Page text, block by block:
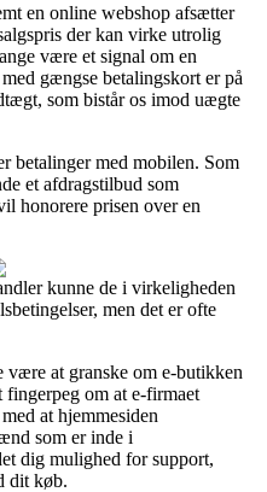
en online webshop afsætter
der kan virke utrolig
være et signal om en
gængse betalingskort er på
som bistår os imod uægte
betalinger med mobilen. Som
et afdragstilbud som
honorere prisen over en
kunne de i virkeligheden
men det er ofte
være at granske om e-butikken
fingerpeg om at e-firmaet
at hjemmesiden
som er inde i
dig mulighed for support,
dit køb.